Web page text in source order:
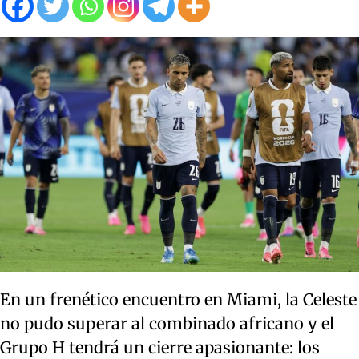
En un frenético encuentro en Miami, la Celeste
no pudo superar al combinado africano y el
Grupo H tendrá un cierre apasionante: los